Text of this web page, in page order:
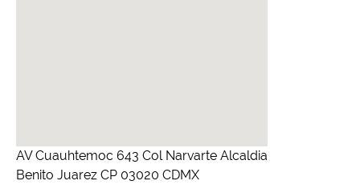
AV Cuauhtemoc 643 Col Narvarte Alcaldia
Benito Juarez CP 03020 CDMX